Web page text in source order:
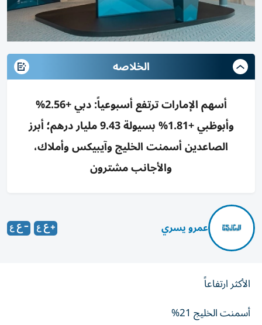
الخلاصه
أسهم الإمارات ترتفع أسبوعياً: دبي +2.56%
وأبوظبي +1.81% بسيولة 9.43 مليار درهم؛ أبرز
الصاعدين أسمنت الخليج وآيبيكس وأملاك،
والأجانب مشترون
عمرو يسري
الأكثر ارتفاعاً
أسمنت الخليج 21%